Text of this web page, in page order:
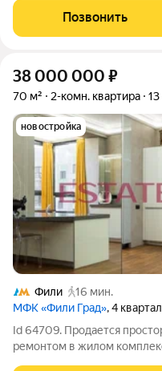
Продуманная планировка с
окном. ЭНИГМИЯ
Позвонить
38 000 000 ₽
70 м² 2-комн. квартира 13
новостройка
Фили
16 мин.
МФК «Фили Град», 4
Id 64709. Продается
ремонтом в жилом